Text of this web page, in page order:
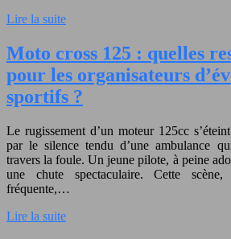
Lire la suite
Moto cross 125 : quelles
pour les organisateurs
sportifs ?
Le rugissement d’un moteur 125cc
par le silence tendu d’une ambulance
travers la foule. Un jeune pilote, à peine
une chute spectaculaire. Cette scène,
fréquente,…
Lire la suite